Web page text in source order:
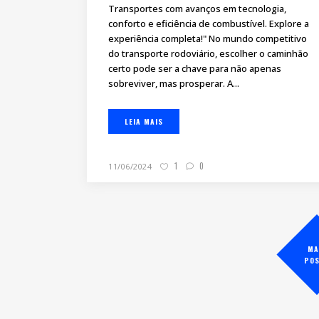
Transportes com avanços em tecnologia,
conforto e eficiência de combustível. Explore a
experiência completa!" No mundo competitivo
do transporte rodoviário, escolher o caminhão
certo pode ser a chave para não apenas
sobreviver, mas prosperar. A...
LEIA MAIS
11/06/2024 1 0